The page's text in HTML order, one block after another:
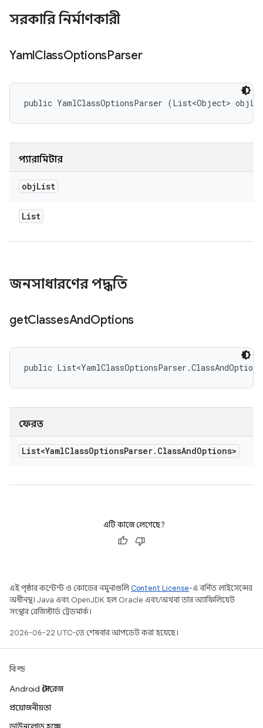
সরকারি নির্মাণকারী
YamlClassOptionsParser
public YamlClassOptionsParser (List<Object>
প্যারামিটার
objList
List
জনসাধারণের পদ্ধতি
getClassesAndOptions
public
ফেরত
List<YamlClassOptionsParser. ClassAndOptions>
এটি কাজে লেগেছে?
এই পৃষ্ঠার কন্টেন্ট ও কোডের নমুনাগুলিContent License-এ বর্ণিত লাইসেন্সের
অধীনস্থ। Java এবং OpenJDK হল Oracle এবং/অথবা তার অ্যাফিলিয়েট
সংস্থার রেজিস্টার্ড ট্রেডমার্ক।
2026-06-22 UTC-তে শেষবার আপডেট করা হয়েছে।
বিল্ড
Android স্টোরেজ
প্রয়োজনীয়তা